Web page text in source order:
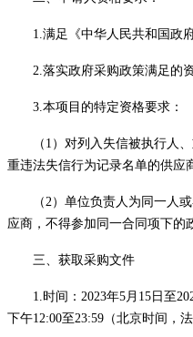
1.满足《中华人民共和国政
2.落实政府采购政策满足的
3.本项目的特定资格要求：
（ 1）对列入失信被执行人
重违法失信行为记录名单的供应
（2）单位负责人为同一人
应商，不得参加同一合同项下的
三、获取采购文件
1.时间： 2023年5月 15 日至
下午12:00至23:59（北京时间，